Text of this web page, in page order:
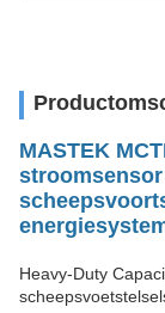
MASTEK
Heavy-Duty